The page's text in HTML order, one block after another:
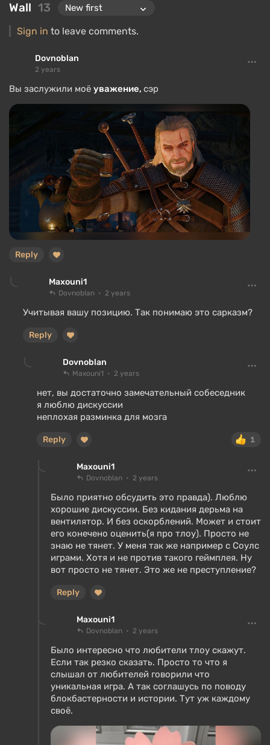
Wall 13
Sign in to leave comments.
Dovnoblan
2 years
Вы заслужили моё уважение, сэр
Reply
Maxouni1
Dovnoblan 2 years
Учитывая вашу позицию. Так понимаю это сарказм?
Reply
Dovnoblan
Maxouni1 2 years
нет, вы достаточно замечательный собеседник
я люблю дискуссии
неплохая разминка для мозга
1
Reply
Maxouni1
Dovnoblan 2 years
Было приятно обсудить это правда). Люблю
хорошие дискуссии. Без кидания дерьма на
вентилятор. И без оскорблений. Может и стоит
его конечено оценить(я про тлоу). Просто не
знаю не тянет. У меня так же например с Соулс
играми. Хотя и не против такого геймплея. Ну
вот просто не тянет. Это же не преступление?
Reply
Maxouni1
Dovnoblan 2 years
Было интересно что любители тлоу скажут.
Если так резко сказать. Просто то что я
слышал от любителей говорили что
уникальная игра. А так соглашусь по поводу
блокбастерности и истории. Тут уж каждому
своё.